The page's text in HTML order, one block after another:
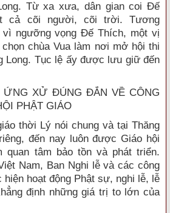
Từ xa xưa, dân gian coi Đế
cả cõi người, cõi trời. Tương
ngưỡng vọng Đế Thích, một vị
chùa Vua làm nơi mở hội thi
Long. Tục lệ ấy được lưu giữ đến
XỬ ĐÚNG ĐẮN VỀ CÔNG
PHẬT GIÁO
thời Lý nói chung và tại Thăng
đến nay luôn được Giáo hội
quan tâm bảo tồn và phát triển.
Nam, Ban Nghi lễ và các công
hoạt động Phật sự, nghi lễ, lễ
định những giá trị to lớn của